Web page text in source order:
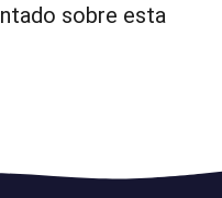
sobre esta